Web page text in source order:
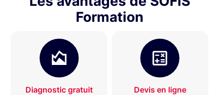
Formation
Diagnostic gratuit Devis en ligne